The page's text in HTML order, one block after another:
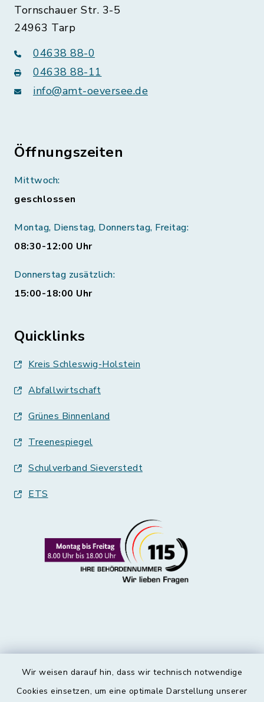
Wir weisen darauf hin, dass wir technisch notwendige
Cookies einsetzen, um eine optimale Darstellung unserer
Tornschauer Str. 3-5
24963 Tarp
04638 88-0
04638 88-11
info@amt-oeversee.de
Öffnungszeiten
Mittwoch:
geschlossen
Montag, Dienstag, Donnerstag, Freitag:
08:30-12:00 Uhr
Donnerstag zusätzlich:
15:00-18:00 Uhr
Quicklinks
Kreis Schleswig-Holstein
Abfallwirtschaft
Grünes Binnenland
Treenespiegel
Schulverband Sieverstedt
ETS
Kontakt